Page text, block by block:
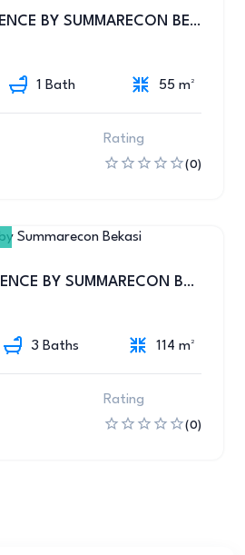
MAGENTA RESIDENCE BY SUMMARECON BEKASI
1 Bath 55 m²
Rating
(0)
MULBERRY RESIDENCE BY SUMMARECON BEKASI
3 Baths 114 m²
Rating
(0)